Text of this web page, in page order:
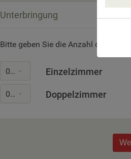
Unterbringung
Bitte geben Sie die Anzahl der
Einzelzimmer
0
Doppelzimmer
0